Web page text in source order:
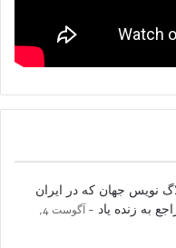
نویس جهان که در ایران
به زنده یاد
آگوست 4,